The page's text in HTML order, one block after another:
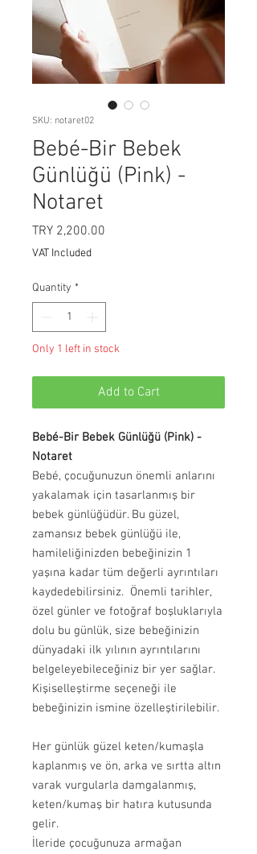
SKU: notaret02
Bebé-Bir Bebek
Günlüğü (Pink) -
Notaret
TRY 2,200.00
VAT Included
Quantity *
Only 1 left in stock
Add to Cart
Bebé-Bir Bebek Günlüğü (Pink) -
Notaret
Bebé, çocuğunuzun önemli anlarını
yakalamak için tasarlanmış bir
bebek günlüğüdür. Bu güzel,
zamansız bebek günlüğü ile,
hamileliğinizden bebeğinizin 1
yaşına kadar tüm değerli ayrıntıları
kaydedebilirsiniz. Önemli tarihler,
özel günler ve fotoğraf boşluklarıyla
dolu bu günlük, size bebeğinizin
dünyadaki ilk yılının ayrıntılarını
belgeleyebileceğiniz bir yer sağlar.
Kişiselleştirme seçeneği ile
bebeğinizin ismine özelleştirilebilir.
Her günlük güzel keten/kumaşla
kaplanmış ve ön, arka ve sırtta altın
varak vurgularla damgalanmış,
keten/kumaş bir hatıra kutusunda
gelir.
İleride çocuğunuza armağan